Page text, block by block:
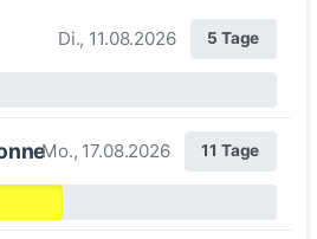
Di., 11.08.2026 5 Tage
Mo., 17.08.2026 11 Tage